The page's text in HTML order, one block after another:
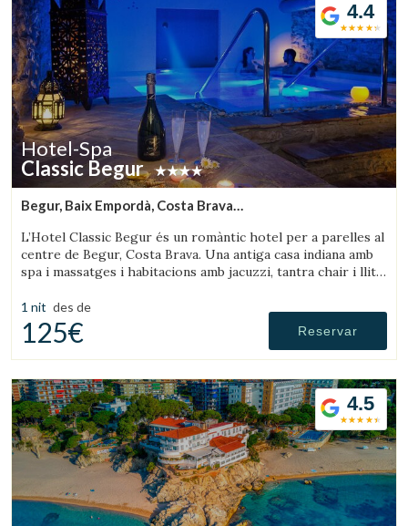
4.4
Hotel-Spa
Classic Begur
Begur, Baix Empordà, Costa Brava
L’Hotel Classic Begur és un romàntic hotel per a parelles al
centre de Begur, Costa Brava. Una antiga casa indiana amb
spa i massatges i habitacions amb jacuzzi, tantra chair i llit
1 nit des de
125€ Reservar
4.5